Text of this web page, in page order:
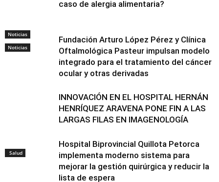
Noticias
Noticias
caso de alergia alimentaria?
Salud
Fundación Arturo López Pérez y Clínica
Oftalmológica Pasteur impulsan modelo
integrado para el tratamiento del cáncer
ocular y otras derivadas
INNOVACIÓN EN EL HOSPITAL HERNÁN
HENRÍQUEZ ARAVENA PONE FIN A LAS
LARGAS FILAS EN IMAGENOLOGÍA
Hospital Biprovincial Quillota Petorca
implementa moderno sistema para
mejorar la gestión quirúrgica y reducir la
lista de espera